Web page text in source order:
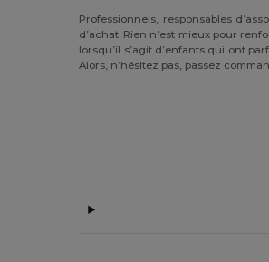
Professionnels, responsables
d’achat. Rien n’est mieux pour
lorsqu’il s’agit d’enfants qui ont
Alors, n’hésitez pas, passez